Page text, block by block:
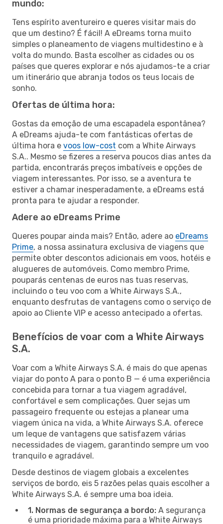
mundo:
Tens espírito aventureiro e queres visitar mais do
que um destino? É fácil! A eDreams torna muito
simples o planeamento de viagens multidestino e à
volta do mundo. Basta escolher as cidades ou os
países que queres explorar e nós ajudamos-te a criar
um itinerário que abranja todos os teus locais de
sonho.
Ofertas de última hora:
Gostas da emoção de uma escapadela espontânea?
A eDreams ajuda-te com fantásticas ofertas de
última hora e voos low-cost com a White Airways
S.A.. Mesmo se fizeres a reserva poucos dias antes da
partida, encontrarás preços imbatíveis e opções de
viagem interessantes. Por isso, se a aventura te
estiver a chamar inesperadamente, a eDreams está
pronta para te ajudar a responder.
Adere ao eDreams Prime
Queres poupar ainda mais? Então, adere ao eDreams
Prime, a nossa assinatura exclusiva de viagens que
permite obter descontos adicionais em voos, hotéis e
alugueres de automóveis. Como membro Prime,
pouparás centenas de euros nas tuas reservas,
incluindo o teu voo com a White Airways S.A.,
enquanto desfrutas de vantagens como o serviço de
apoio ao Cliente VIP e acesso antecipado a ofertas.
Benefícios de voar com a White Airways
S.A.
Voar com a White Airways S.A. é mais do que apenas
viajar do ponto A para o ponto B — é uma experiência
concebida para tornar a tua viagem agradável,
confortável e sem complicações. Quer sejas um
passageiro frequente ou estejas a planear uma
viagem única na vida, a White Airways S.A. oferece
um leque de vantagens que satisfazem várias
necessidades de viagem, garantindo sempre um voo
tranquilo e agradável.
Desde destinos de viagem globais a excelentes
serviços de bordo, eis 5 razões pelas quais escolher a
White Airways S.A. é sempre uma boa ideia.
1. Normas de segurança a bordo: A segurança
é uma prioridade máxima para a White Airways